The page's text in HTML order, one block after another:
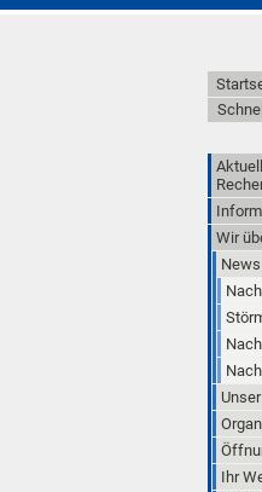
Wir
Ihr